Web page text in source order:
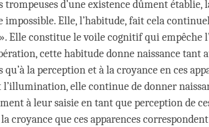
trompeuses d’une existence dûment établie,
impossible. Elle, l’habitude, fait cela
Elle constitue le voile cognitif qui
cette habitude donne naissance tant
qu’à la perception et à la croyance en ces
l’illumination, elle continue de donner
à leur saisie en tant que perception de
croyance que ces apparences